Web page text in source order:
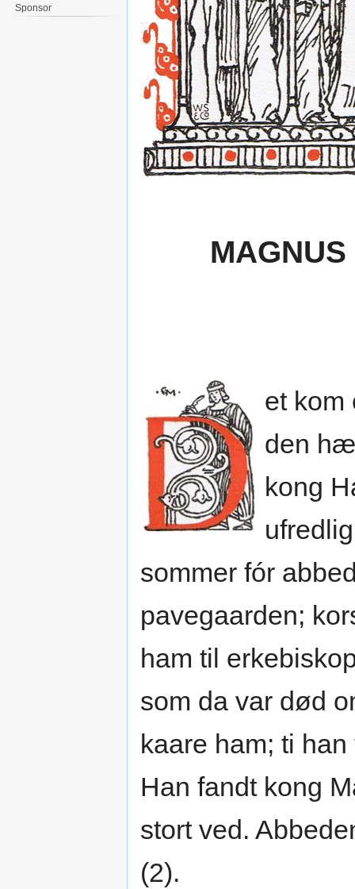
et kom
den
kong
sommer fór
pavegaarden;
ham til
som da var død
kaare ham; ti
Han fandt kong
stort ved.
(2).
Sponsor